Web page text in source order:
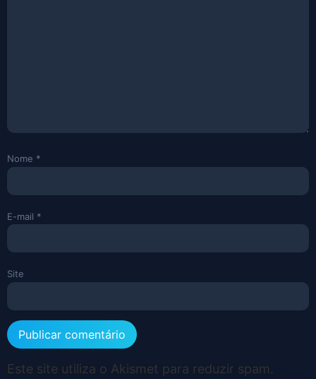
Nome *
E-mail *
Site
Este site utiliza o Akismet para reduzir spam.